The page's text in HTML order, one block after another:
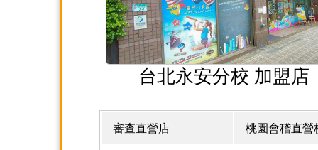
台北永安分校 加盟店
審查直營店 桃園會稽直營